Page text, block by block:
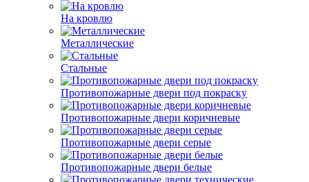
На кровлю
Металлические
Стальные
Противопожарные двери под покраску
Противопожарные двери коричневые
Противопожарные двери серые
Противопожарные двери белые